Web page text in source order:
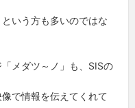
いう方も多いのではな
メダツ～ノ」も、SISの
で情報を伝えてくれて